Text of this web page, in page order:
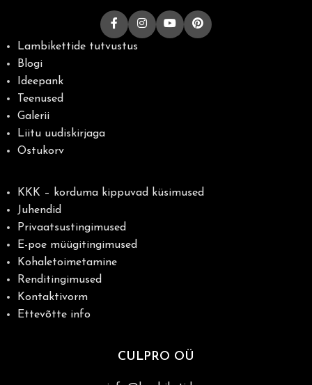
Lambikettide tutvustus
Blogi
Ideepank
Teenused
Galerii
Liitu uudiskirjaga
Ostukorv
KKK – korduma kippuvad küsimused
Juhendid
Privaatsustingimused
E-poe müügitingimused
Kohaletoimetamine
Renditingimused
Kontaktivorm
Ettevõtte info
CULPRO OÜ